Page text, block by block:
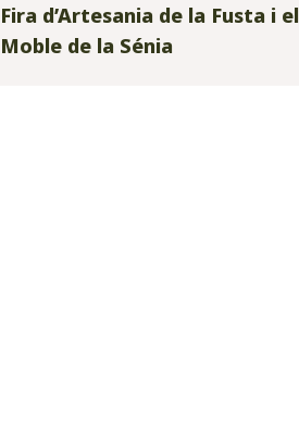
Fira d’Artesania de la Fusta i el
Moble de la Sénia